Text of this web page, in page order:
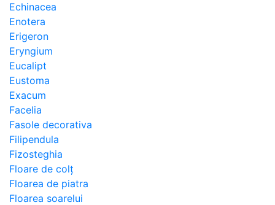
Echinacea
Enotera
Erigeron
Eryngium
Eucalipt
Eustoma
Exacum
Facelia
Fasole decorativa
Filipendula
Fizosteghia
Floare de colț
Floarea de piatra
Floarea soarelui